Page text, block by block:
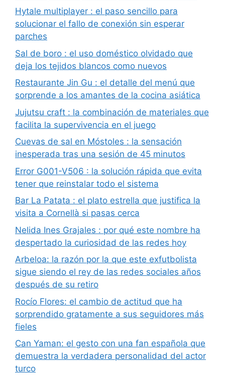
Hytale multiplayer : el paso sencillo para
solucionar el fallo de conexión sin esperar
parches
Sal de boro : el uso doméstico olvidado que
deja los tejidos blancos como nuevos
Restaurante Jin Gu : el detalle del menú que
sorprende a los amantes de la cocina asiática
Jujutsu craft : la combinación de materiales que
facilita la supervivencia en el juego
Cuevas de sal en Móstoles : la sensación
inesperada tras una sesión de 45 minutos
Error G001-V506 : la solución rápida que evita
tener que reinstalar todo el sistema
Bar La Patata : el plato estrella que justifica la
visita a Cornellà si pasas cerca
Nelida Ines Grajales : por qué este nombre ha
despertado la curiosidad de las redes hoy
Arbeloa: la razón por la que este exfutbolista
sigue siendo el rey de las redes sociales años
después de su retiro
Rocío Flores: el cambio de actitud que ha
sorprendido gratamente a sus seguidores más
fieles
Can Yaman: el gesto con una fan española que
demuestra la verdadera personalidad del actor
turco